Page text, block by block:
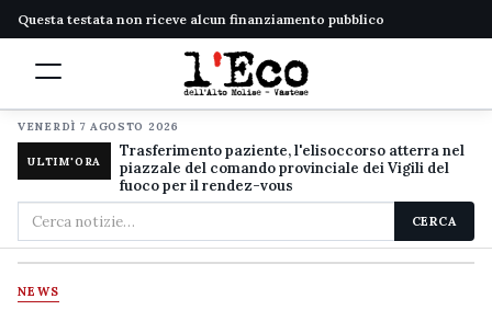
Questa testata non riceve alcun finanziamento pubblico
VENERDÌ 7 AGOSTO 2026
ULTIM'ORA
Trasferimento paziente, l'elisoccorso atterra nel
piazzale del comando provinciale dei Vigili del
fuoco per il rendez-vous
Cerca
nel
sito
CERCA
NEWS